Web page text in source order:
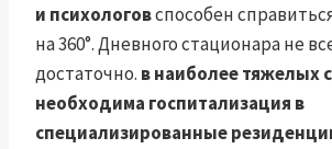
и психологовспособен
на 360°. Дневного стационара не
достаточно. в наиболее тяжелых
необходима госпитализация в
специализированные